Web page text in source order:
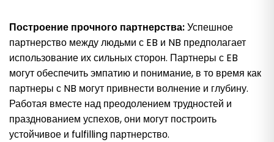
Построение прочного партнерства:Успешное
партнерство между людьми с EB и NB предполагает
использование их сильных сторон. Партнеры с EB
могут обеспечить эмпатию и понимание, в то время как
партнеры с NB могут привнести волнение и глубину.
Работая вместе над преодолением трудностей и
празднованием успехов, они могут построить
устойчивое и fulfilling партнерство.